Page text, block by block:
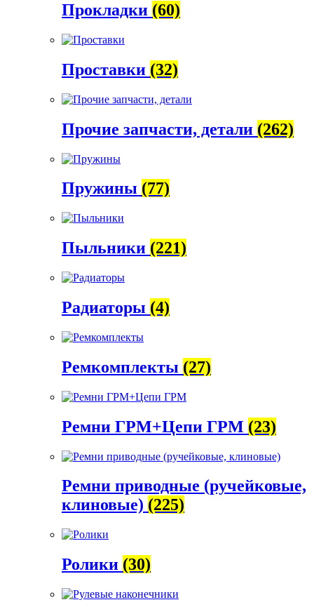
Прокладки (60)
Проставки (32)
Прочие запчасти, детали (262)
Пружины (77)
Пыльники (221)
Радиаторы (4)
Ремкомплекты (27)
Ремни ГРМ+Цепи ГРМ (23)
Ремни приводные (ручейковые,
клиновые) (225)
Ролики (30)